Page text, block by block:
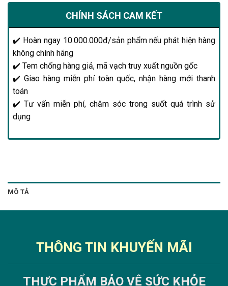
CHÍNH SÁCH CAM KẾT
✔️ Hoàn ngay 10.000.000đ/sản phẩm nếu phát hiện hàng
không chính hãng
✔️ Tem chống hàng giả, mã vạch truy xuất nguồn gốc
✔️ Giao hàng miễn phí toàn quốc, nhận hàng mới thanh
toán
✔️ Tư vấn miễn phí, chăm sóc trong suốt quá trình sử
dụng
MÔ TẢ
THÔNG TIN KHUYẾN MÃI
THỰC PHẨM BẢO VỆ SỨC KHỎE